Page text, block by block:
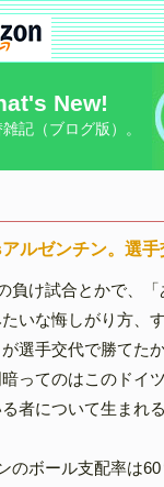
New!
記（ブログ版）。
ルゼンチン。選
負け試合とかで、
いな悔しがり方、
選手交代で勝てた
ってのはこのドイ
者について生まれ
のボール支配率は